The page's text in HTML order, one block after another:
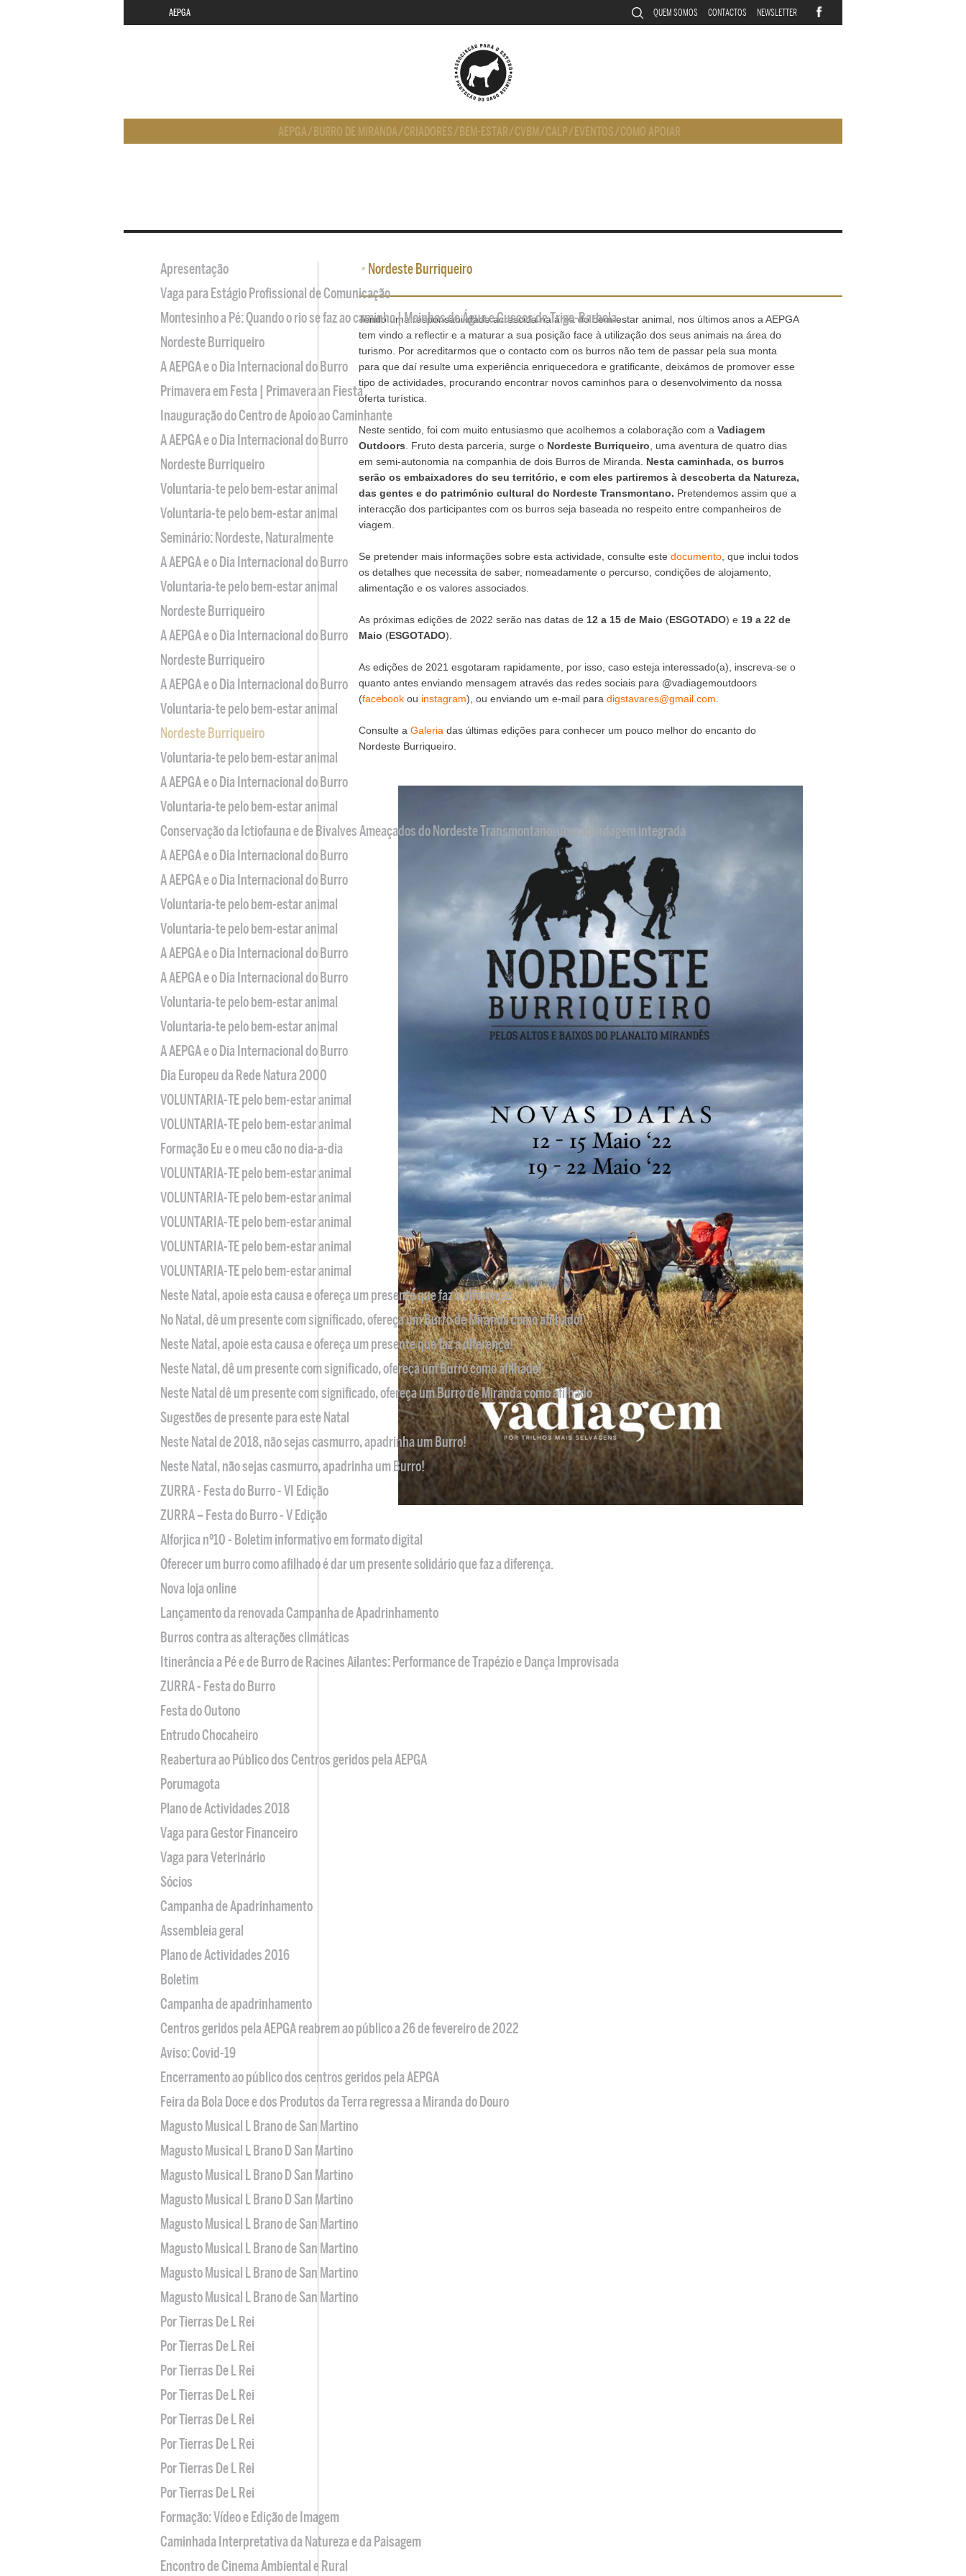
AEPGA QUEM SOMOS CONTACTOS NEWSLETTER
AEPGA/ BURRO DE MIRANDA/CRIADORES/ BEM-ESTAR/CVBM/CALP/ EVENTOS/COMO APOIAR
• Nordeste Burriqueiro
Tendo uma responsabilidade acrescida na área do bem-estar animal, nos últimos anos a AEPGA
tem vindo a reflectir e a maturar a sua posição face à utilização dos seus animais na área do
turismo. Por acreditarmos que o contacto com os burros não tem de passar pela sua monta
para que daí resulte uma experiência enriquecedora e gratificante, deixámos de promover esse
tipo de actividades, procurando encontrar novos caminhos para o desenvolvimento da nossa
oferta turística.
Neste sentido, foi com muito entusiasmo que acolhemos a colaboração com a Vadiagem
Outdoors . Fruto desta parceria, surge o Nordeste Burriqueiro , uma aventura de quatro dias
em semi-autonomia na companhia de dois Burros de Miranda. Nesta caminhada, os burros
serão os embaixadores do seu território, e com eles partiremos à descoberta da Natureza,
das gentes e do património cultural do Nordeste Transmontano. Pretendemos assim que a
interacção dos participantes com os burros seja baseada no respeito entre companheiros de
viagem.
Se pretender mais informações sobre esta actividade, consulte este documento , que inclui todos
os detalhes que necessita de saber, nomeadamente o percurso, condições de alojamento,
alimentação e os valores associados.
As próximas edições de 2022 serão nas datas de 12 a 15 de Maio (ESGOTADO) e 19 a 22 de
Maio (ESGOTADO).
As edições de 2021 esgotaram rapidamente, por isso, caso esteja interessado(a), inscreva-se o
quanto antes enviando mensagem através das redes sociais para @vadiagemoutdoors
(facebook ou instagram), ou enviando um e-mail para digstavares@gmail.com
Consulte a Galeria das últimas edições para conhecer um pouco melhor do encanto do
Nordeste Burriqueiro.
Apresentação
Vaga para Estágio Profissional de Comunicação
Montesinho a Pé: Quando o rio se faz ao caminho | Moinhos de Água e Cuscos de Trigo-Barbela
Nordeste Burriqueiro
A AEPGA e o Dia Internacional do Burro
Primavera em Festa | Primavera an Fiesta
Inauguração do Centro de Apoio ao Caminhante
A AEPGA e o Dia Internacional do Burro
Nordeste Burriqueiro
Voluntaria-te pelo bem-estar animal
Voluntaria-te pelo bem-estar animal
Seminário: Nordeste, Naturalmente
A AEPGA e o Dia Internacional do Burro
Voluntaria-te pelo bem-estar animal
Nordeste Burriqueiro
A AEPGA e o Dia Internacional do Burro
Nordeste Burriqueiro
A AEPGA e o Dia Internacional do Burro
Voluntaria-te pelo bem-estar animal
Nordeste Burriqueiro
Voluntaria-te pelo bem-estar animal
A AEPGA e o Dia Internacional do Burro
Voluntaria-te pelo bem-estar animal
Conservação da Ictiofauna e de Bivalves Ameaçados do Nordeste Transmontano: uma abordagem integrada
A AEPGA e o Dia Internacional do Burro
A AEPGA e o Dia Internacional do Burro
Voluntaria-te pelo bem-estar animal
Voluntaria-te pelo bem-estar animal
A AEPGA e o Dia Internacional do Burro
A AEPGA e o Dia Internacional do Burro
Voluntaria-te pelo bem-estar animal
Voluntaria-te pelo bem-estar animal
A AEPGA e o Dia Internacional do Burro
Dia Europeu da Rede Natura 2000
VOLUNTARIA-TE pelo bem-estar animal
VOLUNTARIA-TE pelo bem-estar animal
Formação Eu e o meu cão no dia-a-dia
VOLUNTARIA-TE pelo bem-estar animal
VOLUNTARIA-TE pelo bem-estar animal
VOLUNTARIA-TE pelo bem-estar animal
VOLUNTARIA-TE pelo bem-estar animal
VOLUNTARIA-TE pelo bem-estar animal
Neste Natal, apoie esta causa e ofereça um presente que faz a diferença!
No Natal, dê um presente com significado, ofereça um Burro de Miranda como afilhado!
Neste Natal, apoie esta causa e ofereça um presente que faz a diferença!
Neste Natal, dê um presente com significado, ofereça um Burro como afilhado!
Neste Natal dê um presente com significado, ofereça um Burro de Miranda como afilhado
Sugestões de presente para este Natal
Neste Natal de 2018, não sejas casmurro, apadrinha um Burro!
Neste Natal, não sejas casmurro, apadrinha um Burro!
ZURRA - Festa do Burro - VI Edição
ZURRA – Festa do Burro - V Edição
Alforjica nº10 - Boletim informativo em formato digital
Oferecer um burro como afilhado é dar um presente solidário que faz a diferença.
Nova loja online
Lançamento da renovada Campanha de Apadrinhamento
Burros contra as alterações climáticas
Itinerância a Pé e de Burro de Racines Ailantes: Performance de Trapézio e Dança Improvisada
ZURRA - Festa do Burro
Festa do Outono
Entrudo Chocaheiro
Reabertura ao Público dos Centros geridos pela AEPGA
Porumagota
Plano de Actividades 2018
Vaga para Gestor Financeiro
Vaga para Veterinário
Sócios
Campanha de Apadrinhamento
Assembleia geral
Plano de Actividades 2016
Boletim
Campanha de apadrinhamento
Centros geridos pela AEPGA reabrem ao público a 26 de fevereiro de 2022
Aviso: Covid-19
Encerramento ao público dos centros geridos pela AEPGA
Feira da Bola Doce e dos Produtos da Terra regressa a Miranda do Douro
Magusto Musical L Brano de San Martino
Magusto Musical L Brano D San Martino
Magusto Musical L Brano D San Martino
Magusto Musical L Brano D San Martino
Magusto Musical L Brano de San Martino
Magusto Musical L Brano de San Martino
Magusto Musical L Brano de San Martino
Magusto Musical L Brano de San Martino
Por Tierras De L Rei
Por Tierras De L Rei
Por Tierras De L Rei
Por Tierras De L Rei
Por Tierras De L Rei
Por Tierras De L Rei
Por Tierras De L Rei
Por Tierras De L Rei
Formação: Vídeo e Edição de Imagem
Caminhada Interpretativa da Natureza e da Paisagem
Encontro de Cinema Ambiental e Rural